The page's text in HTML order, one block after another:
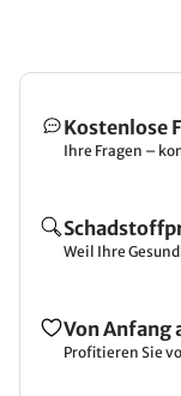
Kostenlose
Ihre Fragen –
Weil Ihre
Von Anfang
Profitieren Sie